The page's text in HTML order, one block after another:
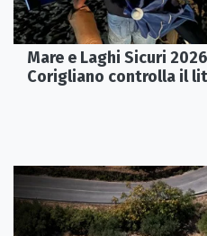
Mare e Laghi Sicuri
Corigliano controlla il